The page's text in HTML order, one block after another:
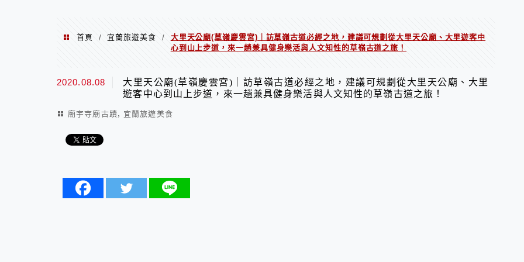
首頁 / 宜蘭旅遊美食 /
大里天公廟(草嶺慶雲宮)｜訪草嶺古道必經之地，建議可規劃從大里天公廟、大里遊客中
心到山上步道，來一趟兼具健身樂活與人文知性的草嶺古道之旅！
2020.08.08
大里天公廟(草嶺慶雲宮)｜訪草嶺古道必經之地，建議可規劃從大里天公廟、大里
遊客中心到山上步道，來一趟兼具健身樂活與人文知性的草嶺古道之旅！
廟宇寺廟古蹟, 宜蘭旅遊美食